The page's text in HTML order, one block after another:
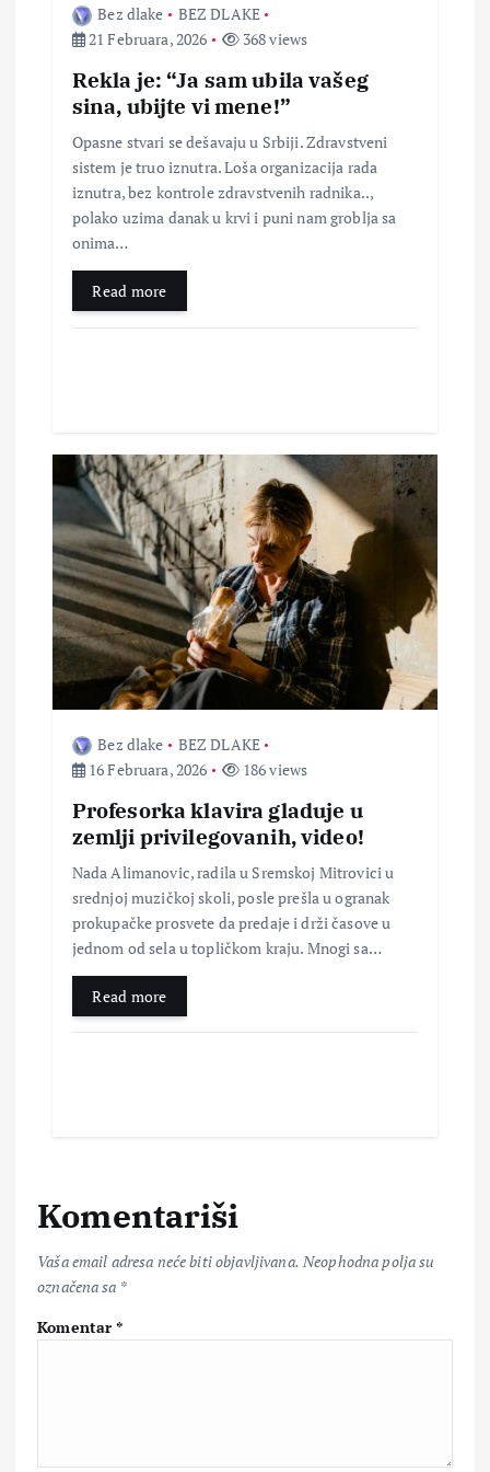
Bez dlake
BEZ DLAKE
21 Februara, 2026
368 views
Rekla je: “Ja sam ubila vašeg
sina, ubijte vi mene!”
Opasne stvari se dešavaju u Srbiji. Zdravstveni
sistem je truo iznutra. Loša organizacija rada
iznutra, bez kontrole zdravstvenih radnika..,
polako uzima danak u krvi i puni nam groblja sa
onima…
Read more
Bez dlake
BEZ DLAKE
16 Februara, 2026
186 views
Profesorka klavira gladuje u
zemlji privilegovanih, video!
Nada Alimanovic, radila u Sremskoj Mitrovici u
srednjoj muzičkoj skoli, posle prešla u ogranak
prokupačke prosvete da predaje i drži časove u
jednom od sela u topličkom kraju. Mnogi sa…
Read more
Komentariši
Vaša email adresa neće biti objavljivana. Neophodna polja su
označena sa *
Komentar*